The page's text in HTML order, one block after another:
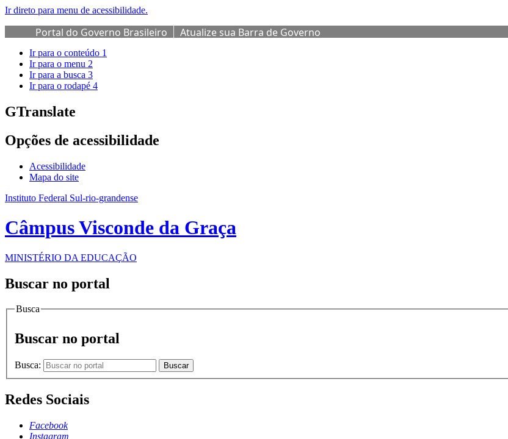
Ir direto para menu de acessibilidade.
Portal do Governo Brasileiro Atualize sua Barra de Governo
Ir para o conteúdo 1
Ir para o menu 2
Ir para a busca 3
Ir para o rodapé 4
GTranslate
Opções de acessibilidade
Acessibilidade
Mapa do site
Instituto Federal Sul-rio-grandense
Câmpus Visconde da Graça
MINISTÉRIO DA EDUCAÇÃO
Buscar no portal
Busca
Buscar no portal
Busca: Buscar
Redes Sociais
Facebook
Instagram